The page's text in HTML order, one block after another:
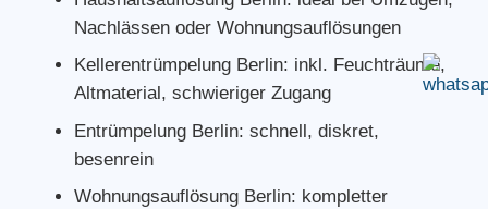
Nachlässen oder Wohnungsauflösungen
Kellerentrümpelung Berlin: inkl. Feuchträume,
Altmaterial, schwieriger Zugang
Entrümpelung Berlin: schnell, diskret,
besenrein
Wohnungsauflösung Berlin: kompletter